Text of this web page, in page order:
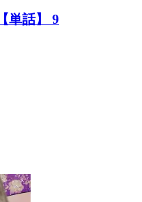
単話】 9